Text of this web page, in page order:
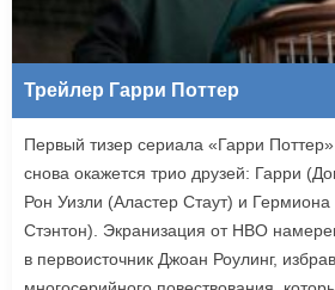
Трейлер Гарри Поттер
Первый тизер сериала «Гарри
снова окажется трио друзей: Гарри
Рон Уизли (Аластер Стаут) и
Стэнтон). Экранизация от HBO
в первоисточник Джоан Роулинг,